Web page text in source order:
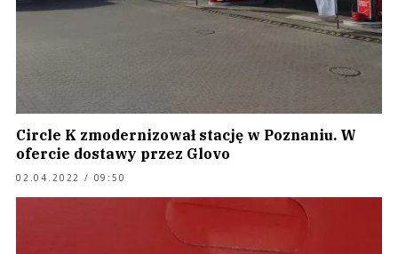
Circle K zmodernizował stację w Poznaniu. W
ofercie dostawy przez Glovo
02.04.2022 / 09:50